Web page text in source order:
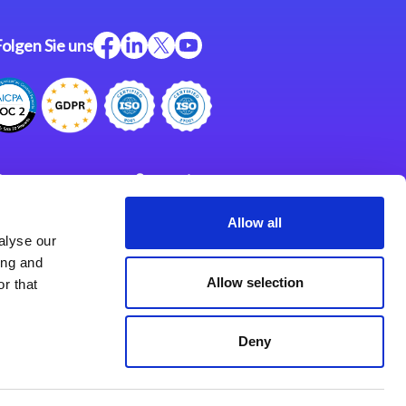
our
and
that
Allow all
Allow selection
Deny
Sie uns
Support
Impressum